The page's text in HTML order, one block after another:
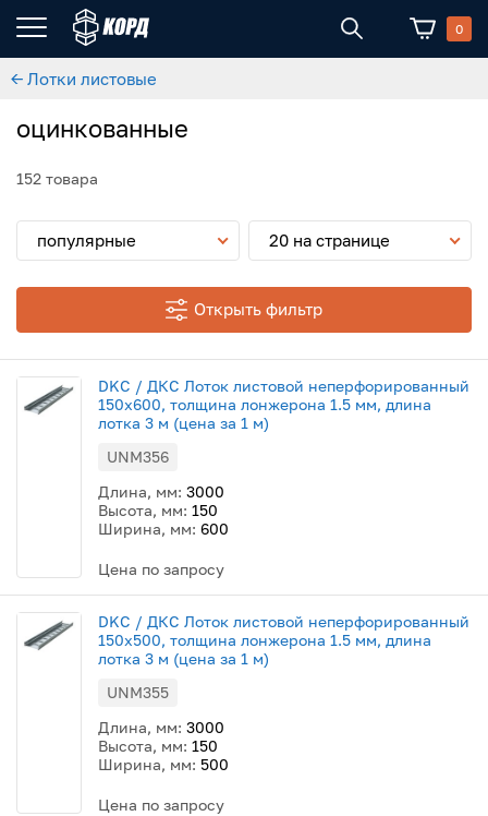
0
← Лотки листовые
оцинкованные
152 товара
популярные 20 на странице
Открыть фильтр
DKC / ДКС Лоток листовой неперфорированный
150х600, толщина лонжерона 1.5 мм, длина
лотка 3 м (цена за 1 м)
UNM356
Длина, мм: 3000
Высота, мм: 150
Ширина, мм: 600
Цена по запросу
DKC / ДКС Лоток листовой неперфорированный
150х500, толщина лонжерона 1.5 мм, длина
лотка 3 м (цена за 1 м)
UNM355
Длина, мм: 3000
Высота, мм: 150
Ширина, мм: 500
Цена по запросу